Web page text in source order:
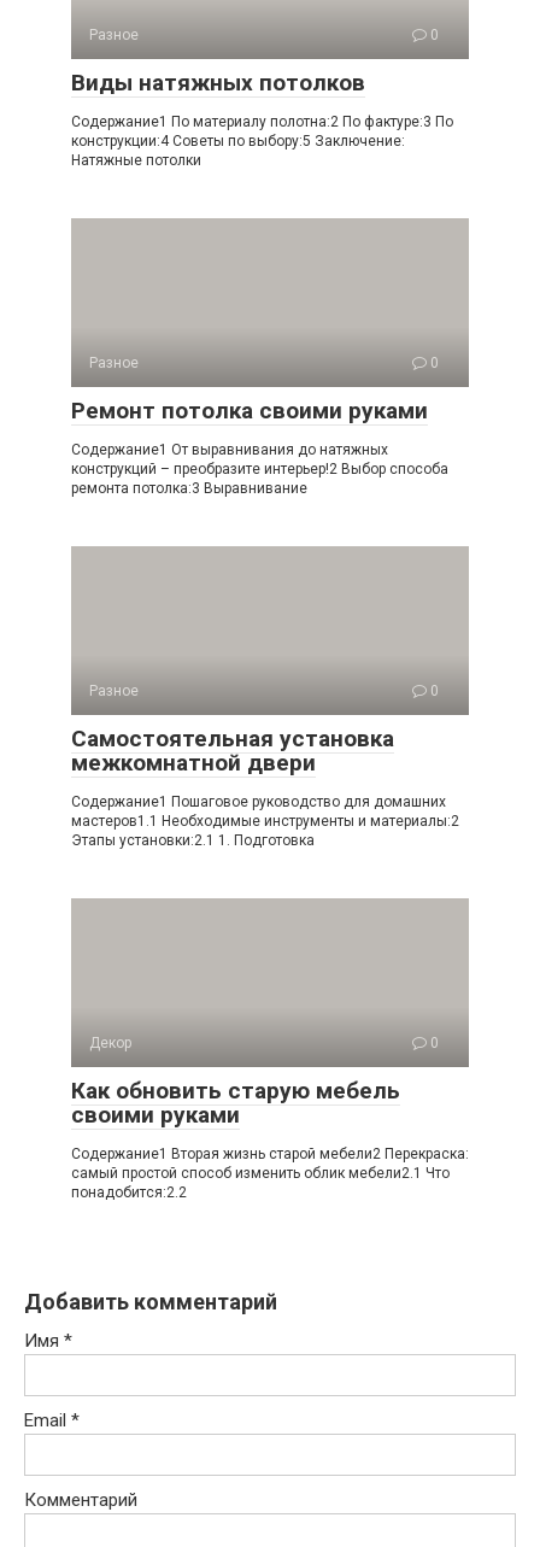
Разное 0
Виды натяжных потолков
Содержание1 По материалу полотна:2 По фактуре:3 По
конструкции:4 Советы по выбору:5 Заключение:
Натяжные потолки
Разное 0
Ремонт потолка своими руками
Содержание1 От выравнивания до натяжных
конструкций – преобразите интерьер!2 Выбор способа
ремонта потолка:3 Выравнивание
Разное 0
Самостоятельная установка
межкомнатной двери
Содержание1 Пошаговое руководство для домашних
мастеров1.1 Необходимые инструменты и материалы:2
Этапы установки:2.1 1. Подготовка
Декор 0
Как обновить старую мебель
своими руками
Содержание1 Вторая жизнь старой мебели2 Перекраска:
самый простой способ изменить облик мебели2.1 Что
понадобится:2.2
Добавить комментарий
Имя *
Email *
Комментарий